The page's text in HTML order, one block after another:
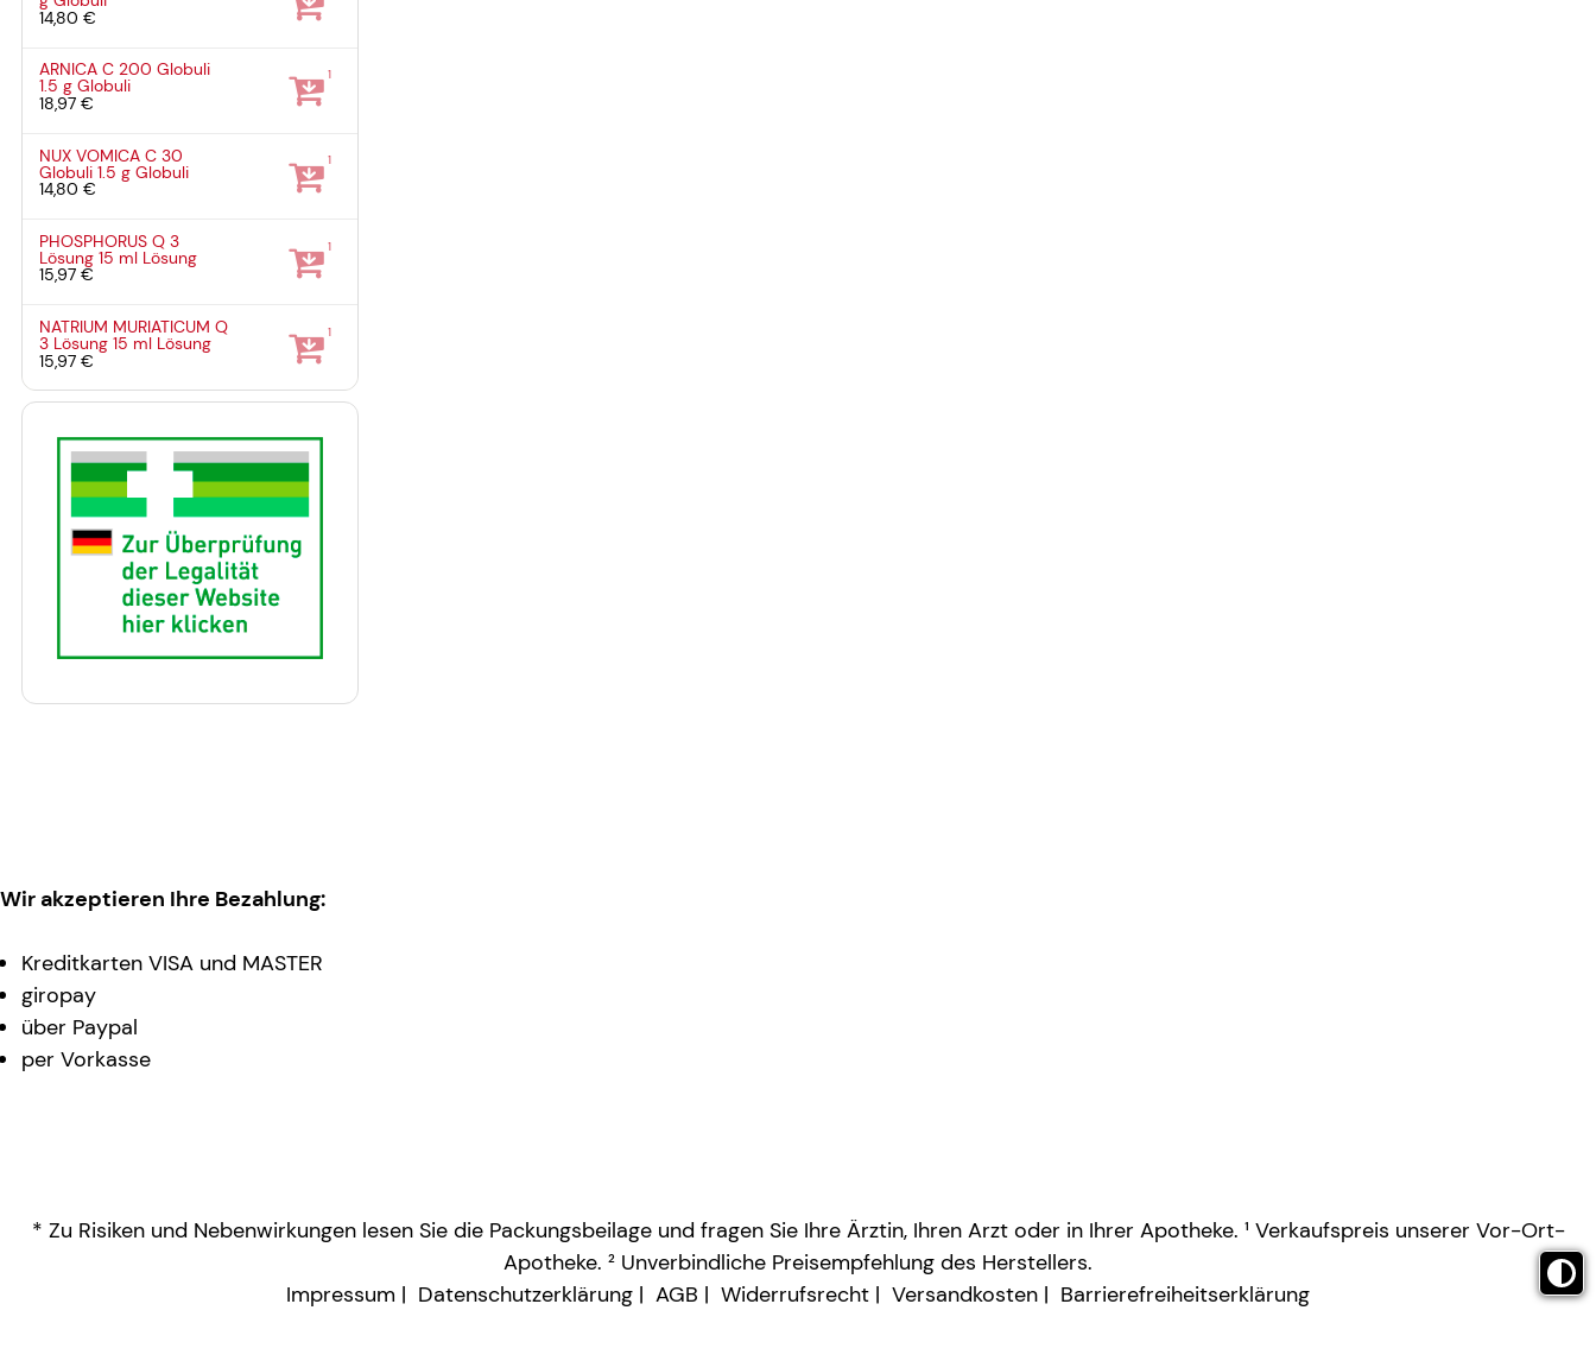
14,80 €
ARNICA C 200 Globuli
1.5 gGlobuli
18,97 €
1
NUX VOMICA C 30
Globuli1.5 gGlobuli
14,80 €
1
PHOSPHORUS Q 3
Lösung15 ml Lösung
15,97 €
1
NATRIUM MURIATICUM Q
3 Lösung15 ml Lösung
15,97 €
1
Wir akzeptieren Ihre Bezahlung:
Kreditkarten VISA und MASTER
giropay
über Paypal
per Vorkasse
* Zu Risiken und Nebenwirkungen lesen Sie die Packungsbeilage und fragen Sie Ihre Ärztin, Ihren Arzt oder in Ihrer Apotheke. ¹ Verkaufspreis unserer Vor-Ort-
Apotheke. ² Unverbindliche Preisempfehlung des Herstellers.
Impressum
Datenschutzerklärung AGB Widerrufsrecht Versandkosten Barrierefreiheitserklärung